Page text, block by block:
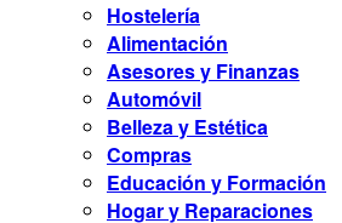
Hostelería
Alimentación
Asesores y Finanzas
Automóvil
Belleza y Estética
Compras
Educación y Formación
Hogar y Reparaciones